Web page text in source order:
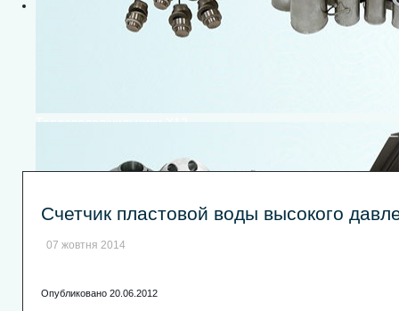
Тепловодолічильники Х12
Счетчик пластовой воды высокого
07 жовтня 2014
Опубликовано 20.06.2012